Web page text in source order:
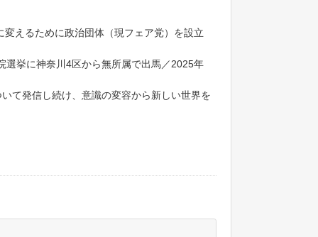
えるために政治団体（現フェア党）を設立
選挙に神奈川4区から無所属で出馬／2025年
て発信し続け、意識の変容から新しい世界を